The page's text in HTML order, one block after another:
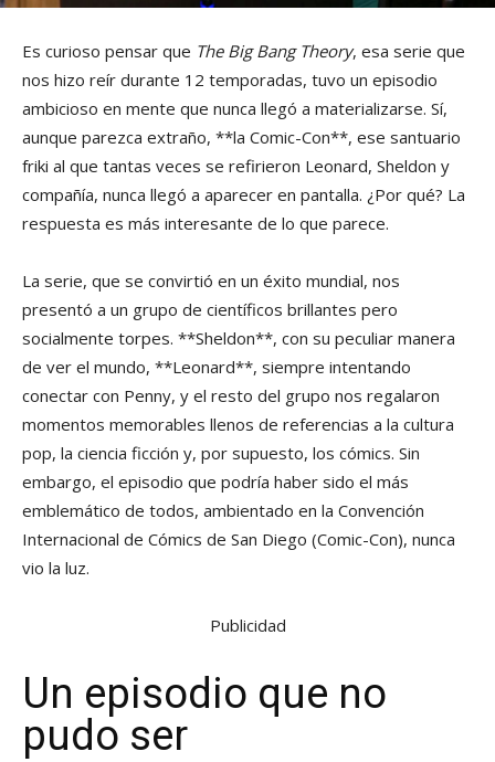
Es curioso pensar que The Big Bang Theory, esa serie que
nos hizo reír durante 12 temporadas, tuvo un episodio
ambicioso en mente que nunca llegó a materializarse. Sí,
aunque parezca extraño, **la Comic-Con**, ese santuario
friki al que tantas veces se refirieron Leonard, Sheldon y
compañía, nunca llegó a aparecer en pantalla. ¿Por qué? La
respuesta es más interesante de lo que parece.
La serie, que se convirtió en un éxito mundial, nos
presentó a un grupo de científicos brillantes pero
socialmente torpes. **Sheldon**, con su peculiar manera
de ver el mundo, **Leonard**, siempre intentando
conectar con Penny, y el resto del grupo nos regalaron
momentos memorables llenos de referencias a la cultura
pop, la ciencia ficción y, por supuesto, los cómics. Sin
embargo, el episodio que podría haber sido el más
emblemático de todos, ambientado en la Convención
Internacional de Cómics de San Diego (Comic-Con), nunca
vio la luz.
Publicidad
Un episodio que no
pudo ser